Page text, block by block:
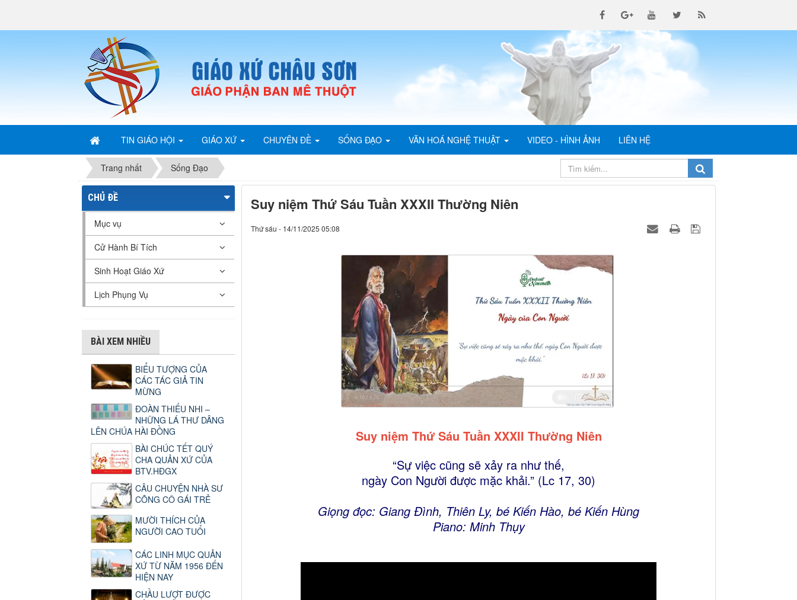
TIN GIÁO HỘI GIÁO XỨ CHUYÊN ĐỀ SỐNG ĐẠO VĂN HOÁ NGHỆ THUẬT VIDEO - HÌNH ẢNH LIÊN HỆ
Trang nhất Sống Đạo
Suy niệm Thứ Sáu Tuần XXXII Thường Niên
Thứ sáu - 14/11/2025 05:08
Suy niệm Thứ Sáu Tuần XXXII Thường Niên
“Sự việc cũng sẽ xảy ra như thế,
ngày Con Người được mặc khải.” (Lc 17, 30)
Giọng đọc: Giang Đình, Thiên Ly, bé Kiến Hào, bé Kiến Hùng
Piano: Minh Thụy
CHỦ ĐỀ
Mục vụ
Cử Hành Bí Tích
Sinh Hoạt Giáo Xứ
Lịch Phụng Vụ
BÀI XEM NHIỀU
BIỂU TƯỢNG CỦA
CÁC TÁC GIẢ TIN
MỪNG
ĐOÀN THIẾU NHI –
NHỮNG LÁ THƯ DÂNG
LÊN CHÚA HÀI ĐỒNG
BÀI CHÚC TẾT QUÝ
CHA QUẢN XỨ CỦA
BTV.HĐGX
CÂU CHUYỆN NHÀ SƯ
CÕNG CÔ GÁI TRẺ
MƯỜI THÍCH CỦA
NGƯỜI CAO TUỔI
CÁC LINH MỤC QUẢN
XỨ TỪ NĂM 1956 ĐẾN
HIỆN NAY
CHẦU LƯỢT ĐƯỢC